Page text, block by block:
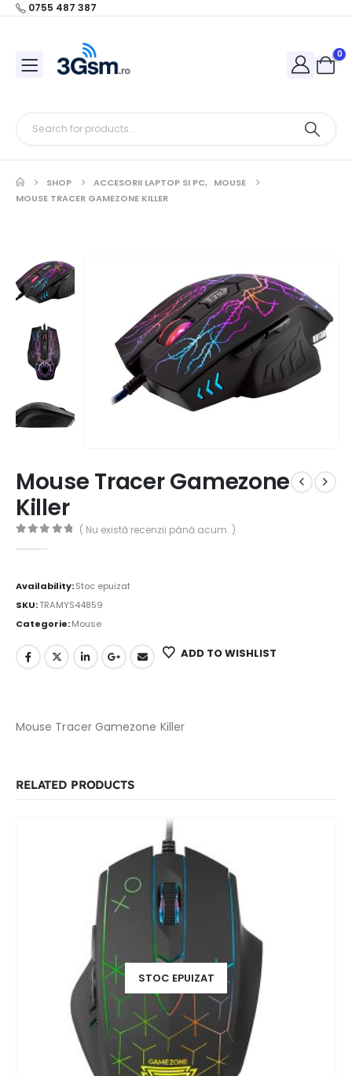
0755 487 387
0
SHOP ACCESORII LAPTOP SI PC, MOUSE
MOUSE TRACER GAMEZONE KILLER
Mouse Tracer Gamezone
Killer
( Nu există recenzii până acum. )
Availability:Stoc epuizat
SKU:TRAMYS44859
Categorie:Mouse
ADD TO WISHLIST
Mouse Tracer Gamezone Killer
RELATED PRODUCTS
STOC EPUIZAT